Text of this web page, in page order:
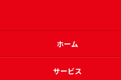
ホーム
サービス